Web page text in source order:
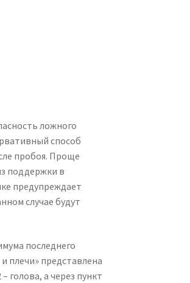
ложного
способ
пробоя. Проще
поддержки в
предупреждает
случае будут
последнего
плечи» представлена
голова, а через пункт